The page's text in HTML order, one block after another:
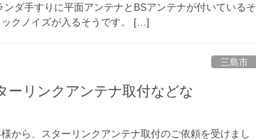
ダ手すりに平面アンテナとBSアンテナが付いているそ
クノイズが入るそうです。 […]
三島市
リンクアンテナ取付などな
から、スターリンクアンテナ取付のご依頼を受けまし